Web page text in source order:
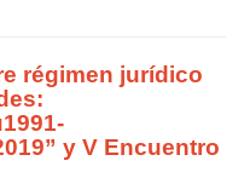
régimen jurídico
y V Encuentro